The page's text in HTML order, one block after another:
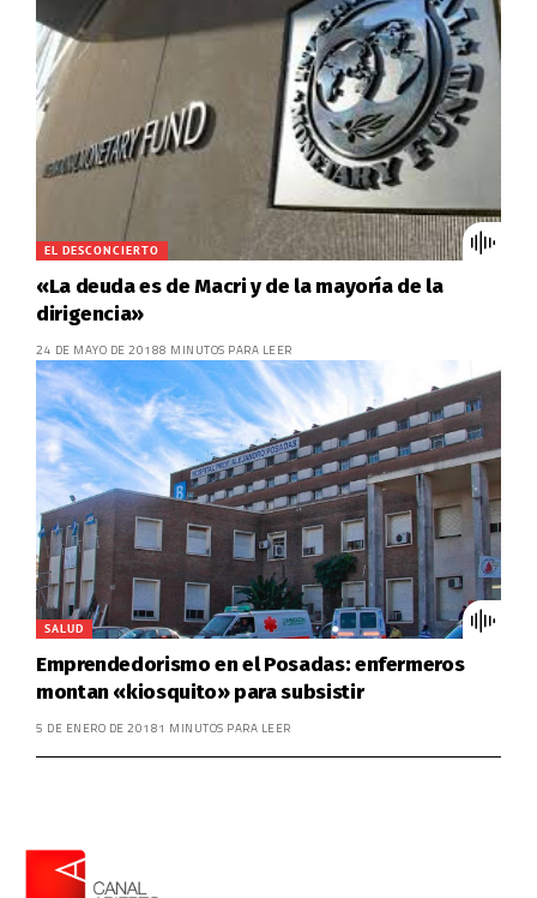
EL DESCONCIERTO
«La deuda es de Macri y de la mayoría de la
dirigencia»
24 DE MAYO DE 20188 MINUTOS PARA LEER
SALUD
Emprendedorismo en el Posadas: enfermeros
montan «kiosquito» para subsistir
5 DE ENERO DE 20181 MINUTOS PARA LEER